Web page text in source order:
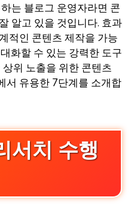
는 블로그 운영자라면 콘
알고 있을 것입니다. 효과
적인 콘텐츠 제작을 가능
화할 수 있는 강력한 도구
위 노출을 위한 콘텐츠
서 유용한 7단계를 소개합
서치 수행